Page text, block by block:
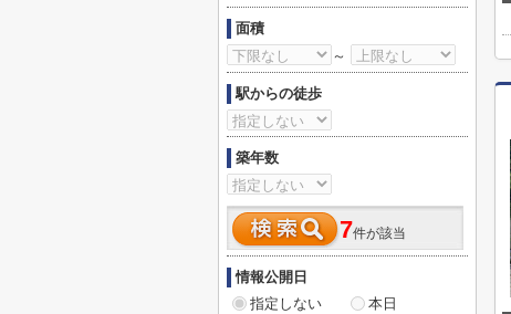
面積
～
駅からの徒歩
築年数
7件が該当
情報公開日
指定しない
本日